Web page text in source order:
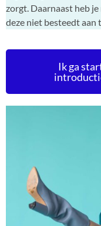
zorgt. Daarnaast heb
deze niet besteedt aan
Ik ga